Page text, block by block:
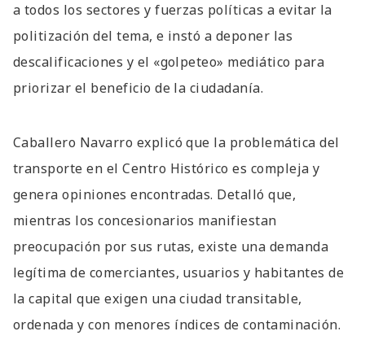
a todos los sectores y fuerzas políticas a evitar la
politización del tema, e instó a deponer las
descalificaciones y el «golpeteo» mediático para
priorizar el beneficio de la ciudadanía.
Caballero Navarro explicó que la problemática del
transporte en el Centro Histórico es compleja y
genera opiniones encontradas. Detalló que,
mientras los concesionarios manifiestan
preocupación por sus rutas, existe una demanda
legítima de comerciantes, usuarios y habitantes de
la capital que exigen una ciudad transitable,
ordenada y con menores índices de contaminación.